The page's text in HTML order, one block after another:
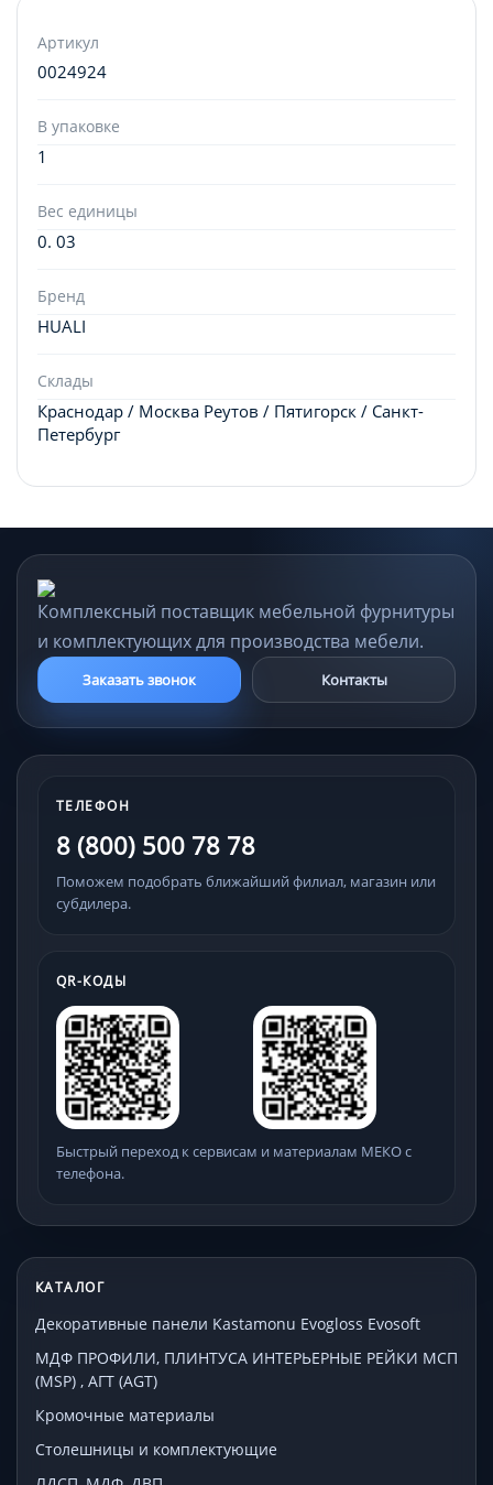
Артикул
0024924
В упаковке
1
Вес единицы
0. 03
Бренд
HUALI
Склады
Краснодар / Москва Реутов / Пятигорск / Санкт-
Петербург
Комплексный поставщик мебельной фурнитуры
и комплектующих для производства мебели.
Заказать звонок Контакты
ТЕЛЕФОН
8 (800) 500 78 78
Поможем подобрать ближайший филиал, магазин или
субдилера.
QR-КОДЫ
Быстрый переход к сервисам и материалам МЕКО с
телефона.
КАТАЛОГ
Декоративные панели Kastamonu Evogloss Evosoft
МДФ ПРОФИЛИ, ПЛИНТУСА ИНТЕРЬЕРНЫЕ РЕЙКИ МСП
(MSP) , АГТ (AGT)
Кромочные материалы
Столешницы и комплектующие